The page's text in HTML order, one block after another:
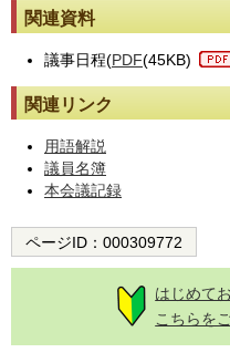
関連資料
議事日程(PDF(45KB)
関連リンク
用語解説
議員名簿
本会議記録
ページID： 000309772
はじめて
こちらを